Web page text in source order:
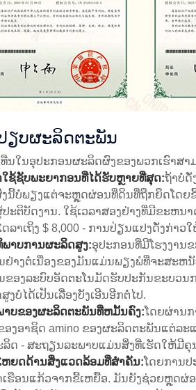
ຽບຜະລິດຕະພັນ
ນໃນອຸປະກອນຜະລິດຜົງຂອງພວກເຮົາສ
ຊ້ຊັບພະຍາກອນທີ່ໄດ້ຮັບຫຼາຍທີ່ສຸດ:ຖ້າບໍ່ດັ່
ງນີ້ບໍ່ພຽງແຕ່ຈະຫຼຸດຜ່ອນທີ່ດິນທີ່ຖືກຍຶດໂດຍ
ະຕິບັດງານ. ໃຊ້ເວລາສອງຢ່າງທີ່ມີຂະຫນ
ດລາເຖິງ $ 8,000 - ການປ່ຽນແປງດັ່ງກ່າ
າບການຜະລິດສູງ:ອຸປະກອນທີ່ມີໂຮງງານ
ຢ່າງຕໍ່ເນື່ອງຂອງມັນແມ່ນພຽງພໍທີ່ຈະສະ
ອງລະບົບອັດຕະໂນມັດຮັບປະກັນຂະບວນ
ງບໍ່ໄດ້ເປັນເລື່ອງບັງເອີນອີກຕໍ່ໄປ.
າບຂອງຜະລິດຕະພັນທີ່ຫມັ້ນຄົງ:ໂດຍຜ່ານ
ງອາຊິດ amino ຂອງຜະລິດຕະພັນແຕ່ລ
ດ - ສະຖຽນລະພາບແມ່ນສິ່ງທີ່ເຮັດໃຫ້ມີຄຸ
ຫຍດດ້ານສິ່ງແວດລ້ອມທີ່ສໍາຄັນ:ໂດຍການປ
ຮືອນແກ້ວຈາກຂີ້ເຫຍື້ອ. ມັນຍັງຊ່ວຍຫຼຸດຜ່